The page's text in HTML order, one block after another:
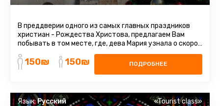
В преддверии одного из самых главных праздников
христиан - Рождества Христова, предлагаем Вам
побывать в том месте, где, дева Мария узнала о скором
рождении на свет Иисуса ...
150₪ 150₪ ПОДРОБНЕЕ
Язык:Русский «Tourist class»